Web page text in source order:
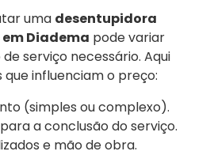
uma desentupidora
Diadema pode variar
serviço necessário. Aqui
influenciam o preço:
(simples ou complexo).
a conclusão do serviço.
e mão de obra.